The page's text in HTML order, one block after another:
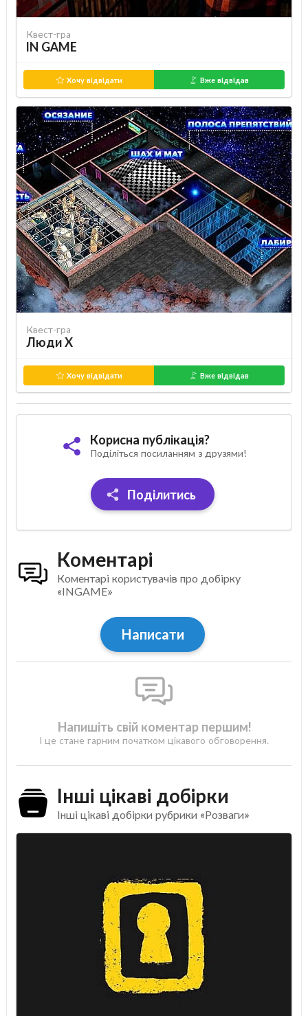
Квест-гра
IN GAME
Хочу відвідати Вже відвідав
Квест-гра
Люди Х
Хочу відвідати Вже відвідав
Корисна публікація?
Поділіться посиланням з друзями!
Поділитись
Коментарі
Коментарі користувачів про добірку
«INGAME»
Написати
Напишіть свій коментар першим!
І це стане гарним початком цікавого обговорення.
Інші цікаві добірки
Інші цікаві добірки рубрики «Розваги»